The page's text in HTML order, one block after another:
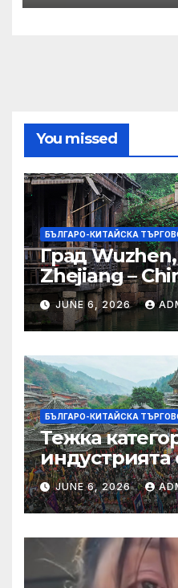
You missed
БЪЛГАРО-КИТАЙСКА
Град
Zhejiang –
JUNE 6, 2026
БЪЛГАРО-КИТАЙСКА
Тежка
индустрията
алианс за
слънчева
JUNE 6, 2026